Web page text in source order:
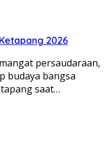
2026
persaudaraan,
budaya bangsa
saat…